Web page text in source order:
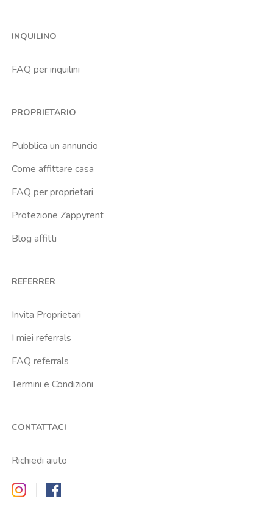
INQUILINO
FAQ per inquilini
PROPRIETARIO
Pubblica un annuncio
Come affittare casa
FAQ per proprietari
Protezione Zappyrent
Blog affitti
REFERRER
Invita Proprietari
I miei referrals
FAQ referrals
Termini e Condizioni
CONTATTACI
Richiedi aiuto
Zappyrent on Instagram
Zappyrent on Facebook